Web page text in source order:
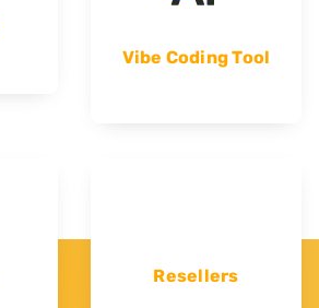
Vibe Coding Tool
Resellers